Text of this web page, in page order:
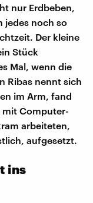
nur Erdbeben,
jedes noch so
Der kleine
Stück
Mal, wenn die
Ribas nennt sich
im Arm, fand
mit Computer-
arbeiteten,
aufgesetzt.
ins